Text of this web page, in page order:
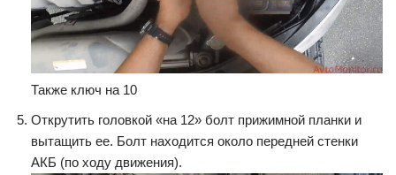
Также ключ на 10
Открутить головкой «на 12» болт прижимной планки и
вытащить ее. Болт находится около передней стенки
АКБ (по ходу движения).